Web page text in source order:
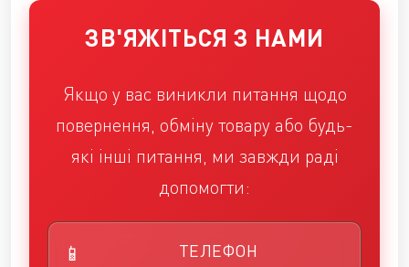
ЗВ'ЯЖІТЬСЯ З НАМИ
Якщо у вас виникли питання щодо
повернення, обміну товару або будь-
які інші питання, ми завжди раді
допомогти:
ТЕЛЕФОН